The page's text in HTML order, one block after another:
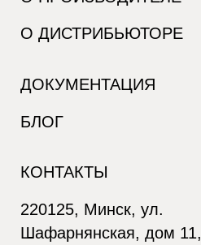
О ДИСТРИБЬЮТОРЕ
ДОКУМЕНТАЦИЯ
БЛОГ
КОНТАКТЫ
220125, Минск, ул.
Шафарнянская, дом 11,